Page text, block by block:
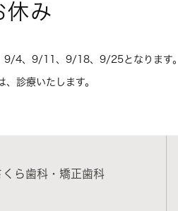
休み
4、9/11、9/18、9/25となります。
診療いたします。
くら歯科・矯正歯科